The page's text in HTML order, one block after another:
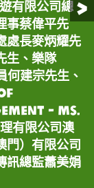
有限公司總
事蔡偉平先
處長麥炳耀先
生、樂隊
建宗先生、
- Ms.
有限公司澳
門）有限公司
訊總監蕭美娟
了十多年的